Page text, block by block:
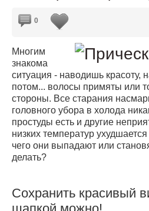
0
Многим
знакома
ситуация - наводишь красоту,
потом... волосы примяты или
стороны. Все старания
головного убора в холода
простуды есть и другие
низких температур
чего они выпадают или
делать?
Сохранить красивый